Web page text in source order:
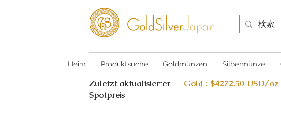
Heim Produktsuche Goldmünzen Silbermünze
Zuletzt aktualisierter
Spotpreis
Gold : $4272.50 USD/